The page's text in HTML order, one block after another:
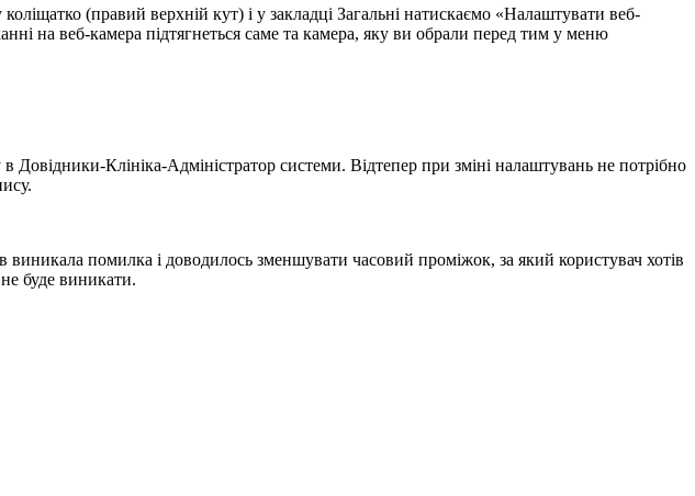
(правий верхній кут) і у закладці Загальні натискаємо «Налаштувати веб-
на веб-камера підтягнеться саме та камера, яку ви обрали перед тим у меню
Клініка-Адміністратор системи. Відтепер при зміні налаштувань не потрібно
виникала помилка і доводилось зменшувати часовий проміжок, за який користувач хотів
буде виникати.